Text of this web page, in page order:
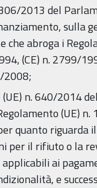
2013 del
sulla
che abroga i
(CE) n. 2799/
2008;
n. 640/2014
(UE)
quanto
per il rifiuto o la
ai
e